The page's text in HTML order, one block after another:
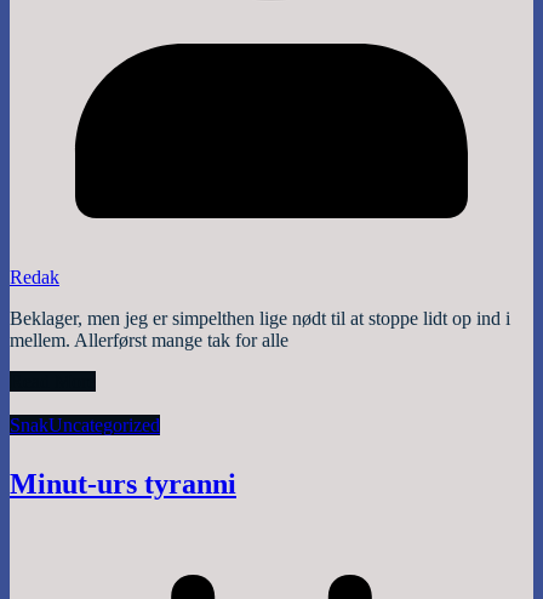
Redak
Beklager, men jeg er simpelthen lige nødt til at stoppe lidt op ind i
mellem. Allerførst mange tak for alle
SnakUncategorized
Minut-urs tyranni